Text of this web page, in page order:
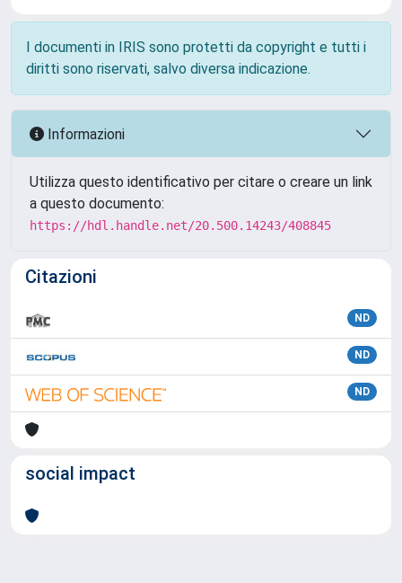
I documenti in IRIS sono protetti da copyright e tutti i
diritti sono riservati, salvo diversa indicazione.
Informazioni
Utilizza questo identificativo per citare o creare un link
a questo documento:
https://hdl.handle.net/20.500.14243/408845
Citazioni
ND
ND
ND
social impact